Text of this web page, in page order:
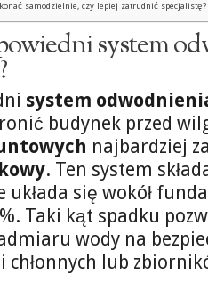
samodzielnie, czy lepiej zatrudnić specjalistę?
system
system
budynek przed
najbardziej
. Ten system
układa się wokół
Taki kąt spadku
wody na
chłonnych lub